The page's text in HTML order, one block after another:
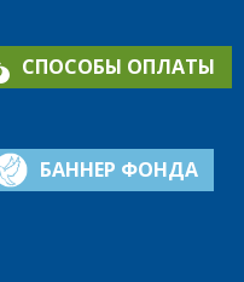
СПОСОБЫ ОПЛАТЫ
БАННЕР ФОНДА